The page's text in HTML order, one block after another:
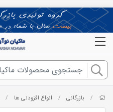
/ بازرگانی / انواع افزودنی ها /